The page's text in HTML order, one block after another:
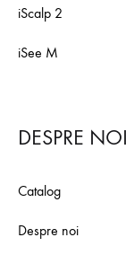
iScalp 2
iSee M
DESPRE NOI
Catalog
Despre noi